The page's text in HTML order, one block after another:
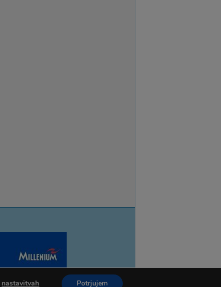
nastavitvah Potrjujem